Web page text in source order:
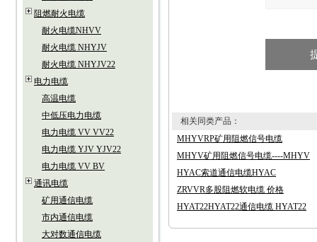
阻燃耐火电缆
耐火电缆NHVV
耐火电缆 NHYJV
耐火电缆 NHYJV22
电力电缆
高温电缆
中低压电力电缆
电力电缆 VV VV22
电力电缆 YJV YJV22
电力电缆 VV BV
通讯电缆
矿用通信电缆
市内通信电缆
大对数通信电缆
相关同类产品：
MHYVRP矿用阻燃信号电缆
MHYV矿用阻燃信号电缆----MHYV
HYAC索道通信电缆HYAC
ZRVVR多股阻燃软电缆 价格
HYAT22HYAT22通信电缆 HYAT22